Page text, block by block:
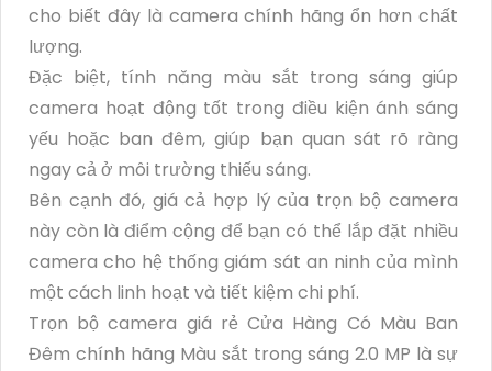
cho biết đây là camera chính hãng ổn hơn chất
lượng.
Đặc biệt, tính năng màu sắt trong sáng giúp
camera hoạt động tốt trong điều kiện ánh sáng
yếu hoặc ban đêm, giúp bạn quan sát rõ ràng
ngay cả ở môi trường thiếu sáng.
Bên cạnh đó, giá cả hợp lý của trọn bộ camera
này còn là điểm cộng để bạn có thể lắp đặt nhiều
camera cho hệ thống giám sát an ninh của mình
một cách linh hoạt và tiết kiệm chi phí.
Trọn bộ camera giá rẻ Cửa Hàng Có Màu Ban
Đêm chính hãng Màu sắt trong sáng 2.0 MP là sự